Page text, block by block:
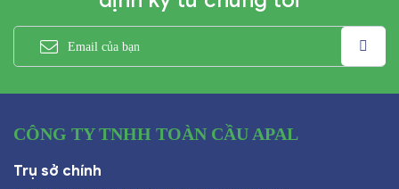
CÔNG TY TNHH TOÀN CẦU APAL
Trụ sở chính